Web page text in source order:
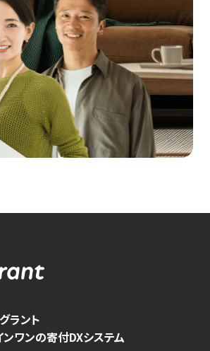
ラント
ワンの寄付DXシステム